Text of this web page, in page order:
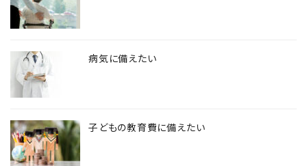
病気に備えたい
子どもの教育費に備えたい